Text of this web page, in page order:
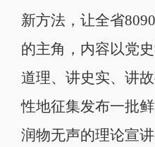
新方法，让全省
的主角，内容以党
道理、讲史实、讲
性地征集发布一批
润物无声的理论宣